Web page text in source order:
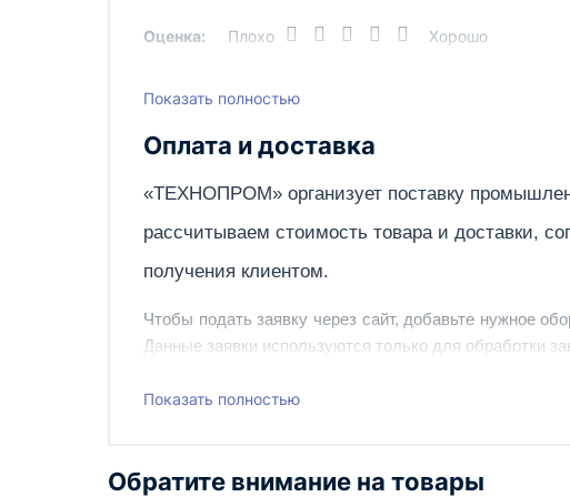
Оценка: Плохо Хорошо
Написать отзыв
Показать полностью
Оплата и доставка
«ТЕХНОПРОМ» организует поставку
рассчитываем стоимость товара и доставки,
получения клиентом.
Чтобы подать заявку через сайт, добавьте нужное
Данные заявки используются только для обработки
Наш сотрудник свяжется с вами, чтобы подтвердить
Показать полностью
Обратите внимание на товары